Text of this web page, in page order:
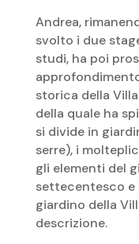
Andrea,
svolto i due
studi, ha poi
storica della
della quale ha
si divide in
serre), i
gli elementi del
settecentesco e
giardino della
descrizione.